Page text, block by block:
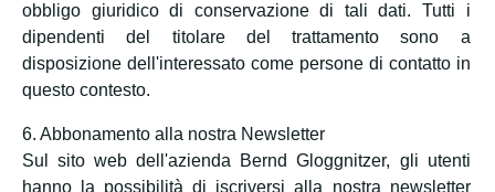
obbligo giuridico di conservazione di tali dati. Tutti i
dipendenti del titolare del trattamento sono a
disposizione dell'interessato come persone di contatto in
questo contesto.
6. Abbonamento alla nostra Newsletter
Sul sito web dell'azienda Bernd Gloggnitzer, gli utenti
hanno la possibilità di iscriversi alla nostra newsletter